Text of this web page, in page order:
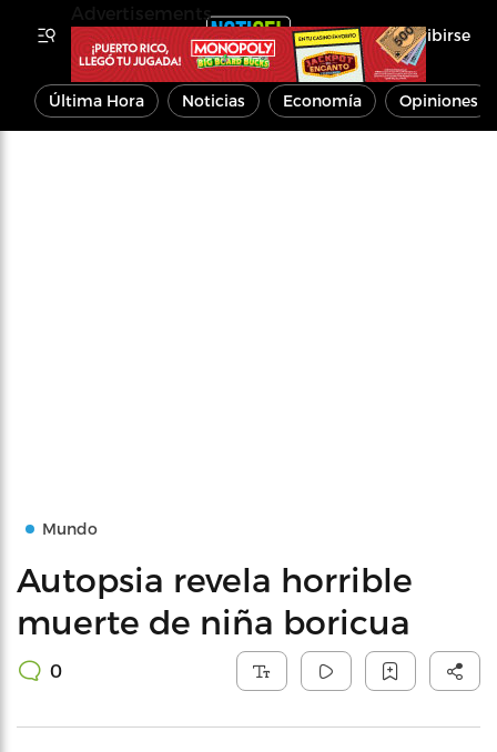
Inscribirse
Última Hora Noticias Economía Opiniones
Mundo
Autopsia revela horrible
muerte de niña boricua
0
Advertisements